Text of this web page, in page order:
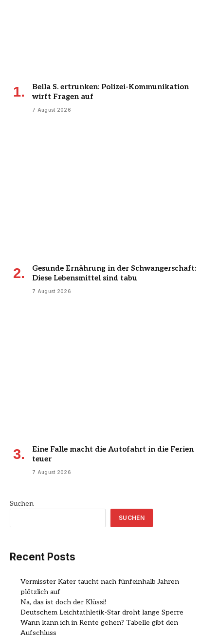
Bella S. ertrunken: Polizei-Kommunikation
wirft Fragen auf
7 August 2026
Gesunde Ernährung in der Schwangerschaft:
Diese Lebensmittel sind tabu
7 August 2026
Eine Falle macht die Autofahrt in die Ferien
teuer
7 August 2026
Suchen
SUCHEN
Recent Posts
Vermisster Kater taucht nach fünfeinhalb Jahren
plötzlich auf
Na, das ist doch der Klüssi!
Deutschem Leichtathletik-Star droht lange Sperre
Wann kann ich in Rente gehen? Tabelle gibt den
Aufschluss